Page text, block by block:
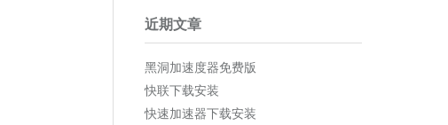
近期文章
黑洞加速度器免费版
快联下载安装
快速加速器下载安装